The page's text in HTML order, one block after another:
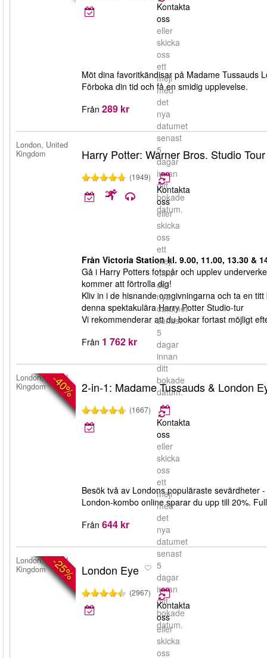
Kontakta
oss
eller
skicka
oss
ett
mejl
med
det
nya
datumet
senast
5
dagar
innan
ditt
bokade
datum.
Möt dina favoritkändisar på Madame Tussauds
Förboka din tid och få en smidig upplevelse.
Från 289 kr
London, United
Kingdom
Harry Potter: Warner Bros. Studio
(1949)
Kontakta
oss
eller
skicka
oss
ett
mejl
med
det
nya
datumet
senast
5
dagar
innan
ditt
bokade
datum.
Från Victoria Station kl. 9.00, 11.00, 13.30 &
Gå i Harry Potters fotspår och upplev
kommer att förtrolla dig!
Kliv in i de hisnande omgivningarna och ta en
denna spektakulära Harry Potter Studio-tur
Vi rekommenderar att du bokar fortast möjligt
Från 1 762 kr
-40%
London, United
Kingdom
2-in-1: Madame Tussauds & London
(1667)
Kontakta
oss
eller
skicka
oss
ett
mejl
med
det
nya
datumet
senast
5
dagar
innan
ditt
bokade
datum.
Besök två av Londons populäraste sevärdheter
London-kombo online sparar du upp till 20%.
Från 644 kr
-25%
London, United
Kingdom
London Eye
(2967)
Kontakta
oss
eller
skicka
oss